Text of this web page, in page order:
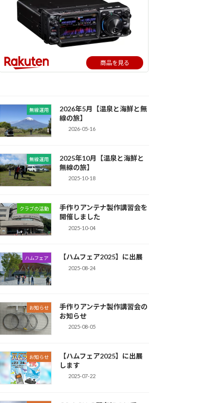
商品を見る
無線運用
2026年5月【温泉と海鮮と無
線の旅】
2026-05-16
無線運用
2025年10月【温泉と海鮮と
無線の旅】
2025-10-18
クラブの活動
手作りアンテナ製作講習会を
開催しました
2025-10-04
ハムフェア 【ハムフェア2025】に出展
2025-08-24
お知らせ
手作りアンテナ製作講習会の
お知らせ
2025-08-05
お知らせ
【ハムフェア2025】に出展
します
2025-07-22